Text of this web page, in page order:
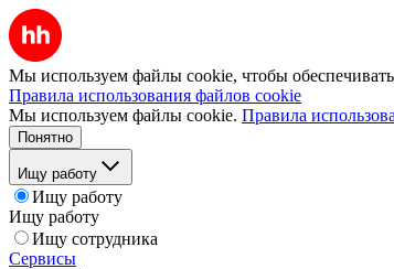
Мы используем файлы cookie, чтобы
Правила использования файлов cookie
Мы используем файлы cookie. Правила
Понятно
Ищу работу
Ищу работу
Ищу работу
Ищу сотрудника
Сервисы